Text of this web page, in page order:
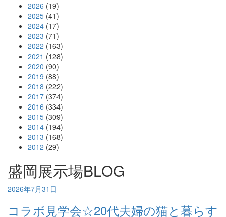
2026 (19)
2025 (41)
2024 (17)
2023 (71)
2022 (163)
2021 (128)
2020 (90)
2019 (88)
2018 (222)
2017 (374)
2016 (334)
2015 (309)
2014 (194)
2013 (168)
2012 (29)
盛岡展示場BLOG
2026年7月31日
コラボ見学会☆20代夫婦の猫と暮らす